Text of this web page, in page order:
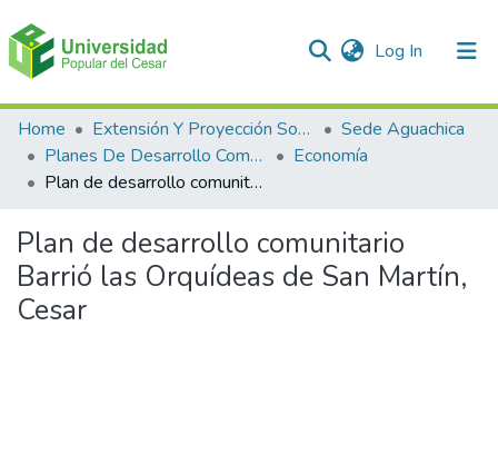
Log In (current)
Communities & Collections
All of DSpace
Home Extensión Y Proyección Social
Sede Aguachica
Planes De Desarrollo Comunales Y Comunitarios
Economía
Plan de desarrollo comunitario Barrió las Orquídeas de San Martín, Cesar
Plan de desarrollo comunitario
Barrió las Orquídeas de San Martín,
Cesar